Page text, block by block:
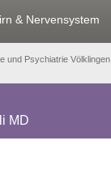
& Nervensystem
und Psychiatrie Völklingen
MD